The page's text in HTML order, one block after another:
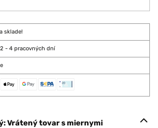
sklade!
- 4 pracovných dní
Vrátený tovar s miernymi